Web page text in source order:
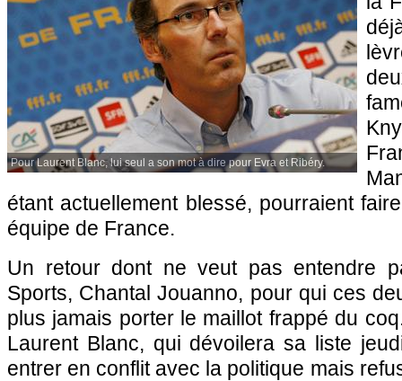
Pour Laurent Blanc, lui seul a son mot à dire pour Evra et Ribéry.
étant actuellement blessé, pourraient
équipe de France.
Un retour dont ne veut pas entendre
Sports, Chantal Jouanno, pour qui ces
plus jamais porter le maillot frappé du
Laurent Blanc, qui dévoilera sa liste
entrer en conflit avec la politique mais